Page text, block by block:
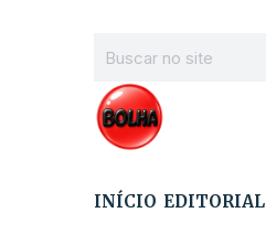
INÍCIO EDITORIAL